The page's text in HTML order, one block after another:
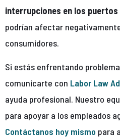
interrupciones en los
podrían afectar
consumidores.
Si estás enfrentando
comunicarte con Labor Law
ayuda profesional. Nuestro
para apoyar a los empleados
Contáctanos hoy mismo para